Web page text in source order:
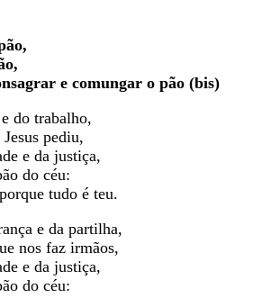
e comungar o pão (bis)
do trabalho,
pediu,
e da justiça,
do céu:
tudo é teu.
e da partilha,
nos faz irmãos,
e da justiça,
do céu: